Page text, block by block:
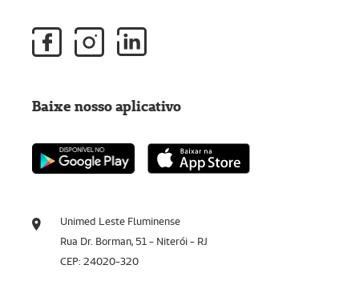
Unimed Leste Fluminense
Rua Dr. Borman, 51 - Niterói - RJ
CEP: 24020-320
Baixe nosso aplicativo